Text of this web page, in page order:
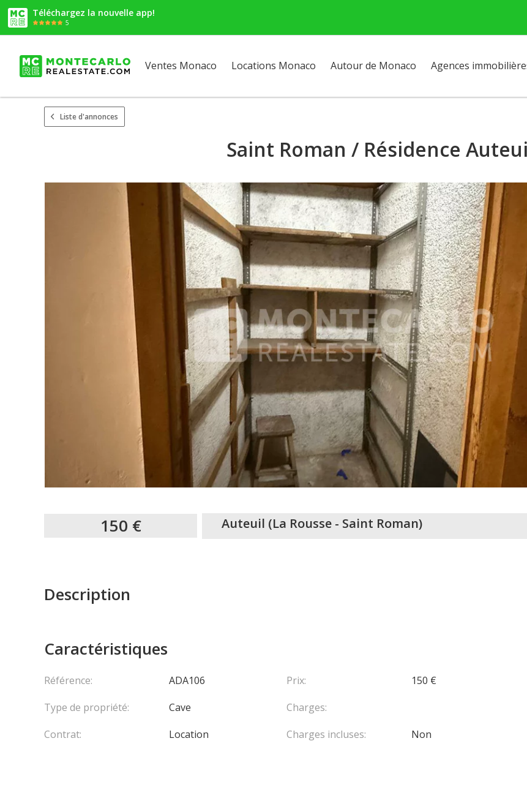
Téléchargez la nouvelle app!
5
Ventes Monaco Locations Monaco Autour de Monaco Agences
Liste d'annonces
Saint Roman / Résidence
150 € Auteuil (La Rousse - Saint Roman)
Description
Caractéristiques
Référence:
ADA106
Type de propriété:
Cave
Contrat:
Location
Prix:
150 €
Charges:
Charges incluses:
Non